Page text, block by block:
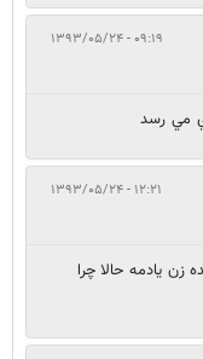
۰۹:۱۹ - ۱۳۹۳/۰۵/۲۴
مي رسد
۱۲:۲۱ - ۱۳۹۳/۰۵/۲۴
زن یادمه حالا چرا